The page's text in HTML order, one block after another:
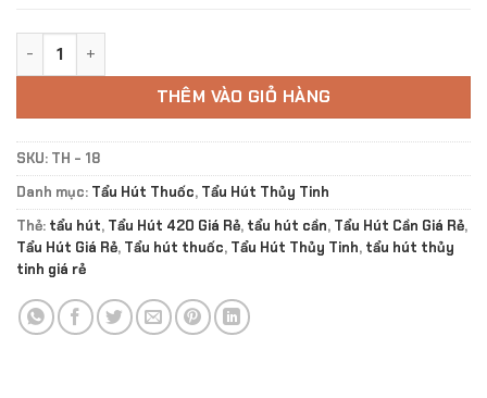
Tẩu Hút Thuỷ Tinh GRAV Hammer Bubbler TH - 18 số lượng
THÊM VÀO GIỎ HÀNG
SKU: TH - 18
Danh mục: Tẩu Hút Thuốc, Tẩu Hút Thủy Tinh
Thẻ: tẩu hút, Tẩu Hút 420 Giá Rẻ, tẩu hút cần, Tẩu Hút Cần Giá Rẻ,
Tẩu Hút Giá Rẻ, Tẩu hút thuốc, Tẩu Hút Thủy Tinh, tẩu hút thủy
tinh giá rẻ